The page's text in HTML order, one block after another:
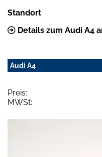
Standort
Details zum Audi A4
Audi A4
Preis:
MWSt: